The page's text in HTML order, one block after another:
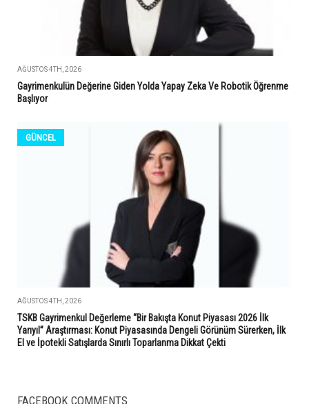
AĞUSTOS 4TH, 2026
Gayrimenkulün Değerine Giden Yolda Yapay Zeka Ve Robotik Öğrenme
Başlıyor
GÜNCEL
AĞUSTOS 4TH, 2026
TSKB Gayrimenkul Değerleme “Bir Bakışta Konut Piyasası 2026 İlk
Yarıyıl” Araştırması: Konut Piyasasında Dengeli Görünüm Sürerken, İlk
El ve İpotekli Satışlarda Sınırlı Toparlanma Dikkat Çekti
FACEBOOK COMMENTS